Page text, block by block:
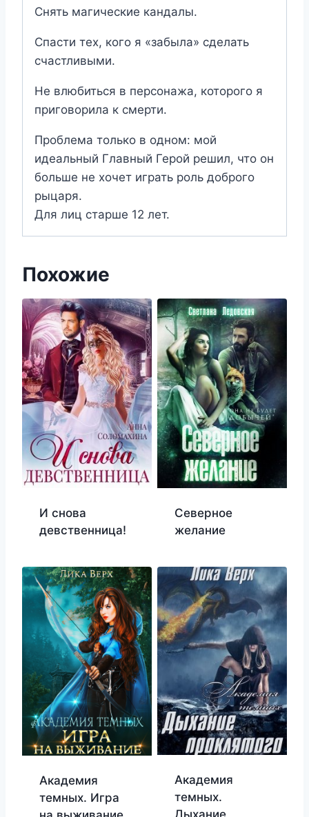
Снять магические кандалы.
Спасти тех, кого я «забыла» сделать
счастливыми.
Не влюбиться в персонажа, которого я
приговорила к смерти.
Проблема только в одном: мой
идеальный Главный Герой решил, что он
больше не хочет играть роль доброго
рыцаря.
Для лиц старше 12 лет.
Похожие
И снова
девственница!
Северное
желание
Академия
темных. Игра
Академия
темных.